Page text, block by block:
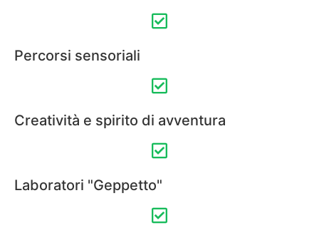
Percorsi sensoriali
Creatività e spirito di avventura
Laboratori "Geppetto"